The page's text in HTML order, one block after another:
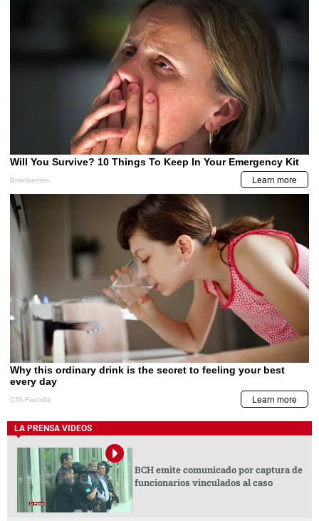
LA PRENSA VIDEOS
BCH emite comunicado por captura de
funcionarios vinculados al caso